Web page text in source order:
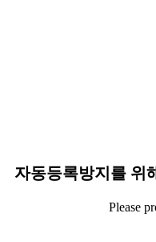
자동등록방지를 위
Please